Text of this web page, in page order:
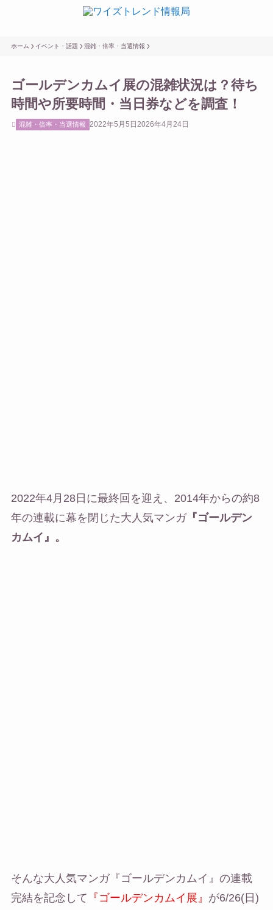
ホーム イベント・話題 混雑・倍率・当選情報
ゴールデンカムイ展の混雑状況は？待ち
時間や所要時間・当日券などを調査！
混雑・倍率・当選情報 2022年5月5日 2026年4月24日
2022年4月28日に最終回を迎え、2014年からの約8
年の連載に幕を閉じた大人気マンガ『ゴールデン
カムイ』。
そんな大人気マンガ『ゴールデンカムイ』の連載
完結を記念して 『ゴールデンカムイ展』 が6/26(日)